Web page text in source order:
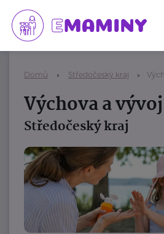
Domů Středočeský kraj
Výchova a vývoj
Středočeský kraj